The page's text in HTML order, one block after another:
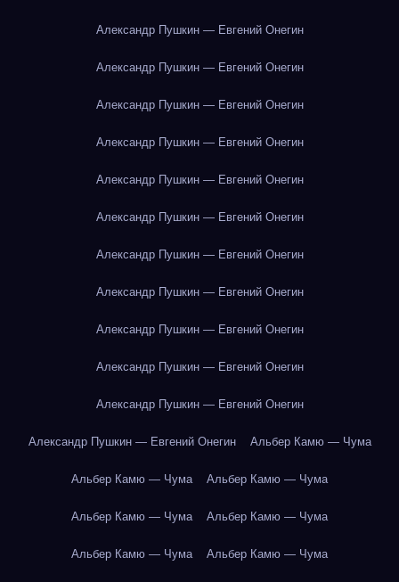
Александр Пушкин — Евгений Онегин
Александр Пушкин — Евгений Онегин
Александр Пушкин — Евгений Онегин
Александр Пушкин — Евгений Онегин
Александр Пушкин — Евгений Онегин
Александр Пушкин — Евгений Онегин
Александр Пушкин — Евгений Онегин
Александр Пушкин — Евгений Онегин
Александр Пушкин — Евгений Онегин
Александр Пушкин — Евгений Онегин
Александр Пушкин — Евгений Онегин
Александр Пушкин — Евгений Онегин Альбер Камю — Чума
Альбер Камю — Чума Альбер Камю — Чума
Альбер Камю — Чума Альбер Камю — Чума
Альбер Камю — Чума Альбер Камю — Чума